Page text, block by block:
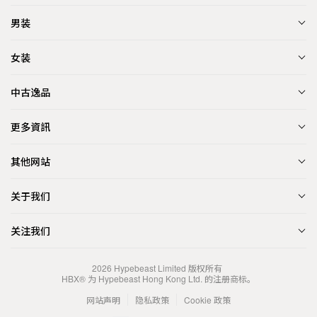
男装
女装
中古逸品
更多資訊
其他网站
关于我们
关注我们
2026 Hypebeast Limited 版权所有
HBX® 为 Hypebeast Hong Kong Ltd. 的注册商标。
网站声明
隐私政策
Cookie 政策